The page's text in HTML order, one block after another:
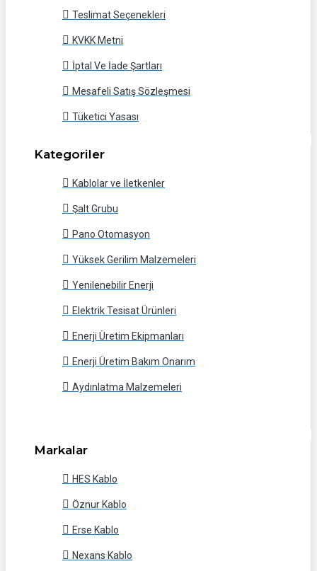
Teslimat Seçenekleri
KVKK Metni
İptal Ve İade Şartları
Mesafeli Satış Sözleşmesi
Tüketici Yasası
Kategoriler
Kablolar ve İletkenler
Şalt Grubu
Pano Otomasyon
Yüksek Gerilim Malzemeleri
Yenilenebilir Enerji
Elektrik Tesisat Ürünleri
Enerji Üretim Ekipmanları
Enerji Üretim Bakım Onarım
Aydınlatma Malzemeleri
Markalar
HES Kablo
Öznur Kablo
Erse Kablo
Nexans Kablo